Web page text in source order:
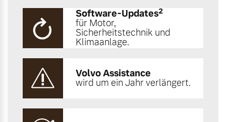
Software-Updates2
für Motor,
Sicherheitstechnik und
Klimaanlage.
Volvo Assistance
wird um ein Jahr verlängert.